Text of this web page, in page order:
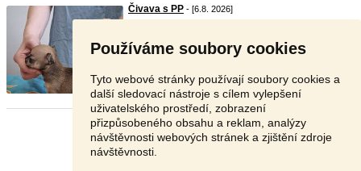
Používáme soubory cookies
Tyto webové stránky používají soubory cookies a
další sledovací nástroje s cílem vylepšení
uživatelského prostředí, zobrazení
přizpůsobeného obsahu a reklam, analýzy
návštěvnosti webových stránek a zjištění zdroje
návštěvnosti.
Čivava s PP - [6.8. 2026]
Dohodou
Stránka: 1 2 Další